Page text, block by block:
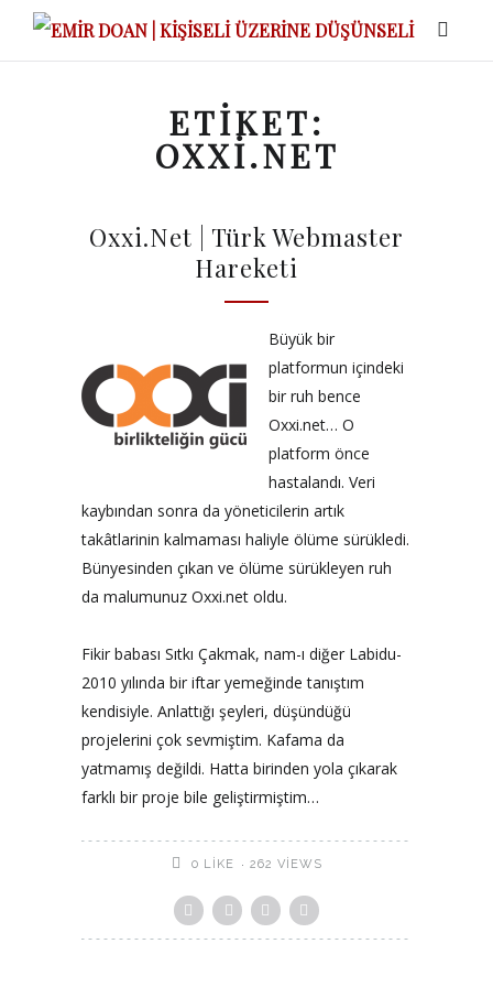
ETIKET:
OXXI.NET
Oxxi.Net | Türk Webmaster
Hareketi
Büyük bir
platformun içindeki
bir ruh bence
Oxxi.net… O
platform önce
hastalandı. Veri
kaybından sonra da yöneticilerin artık
takâtlarinin kalmaması haliyle ölüme sürükledi.
Bünyesinden çıkan ve ölüme sürükleyen ruh
da malumunuz Oxxi.net oldu.
Fikir babası Sıtkı Çakmak, nam-ı diğer Labidu-
2010 yılında bir iftar yemeğinde tanıştım
kendisiyle. Anlattığı şeyleri, düşündüğü
projelerini çok sevmiştim. Kafama da
yatmamış değildi. Hatta birinden yola çıkarak
farklı bir proje bile geliştirmiştim…
0 LIKE 262 VIEWS